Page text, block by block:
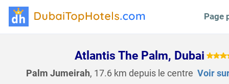
Page
Atlantis The Palm, Dubai
Palm Jumeirah, 17.6 km depuis le centre Voir